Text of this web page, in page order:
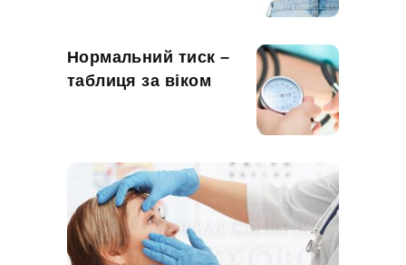
Нормальний тиск –
таблиця за віком